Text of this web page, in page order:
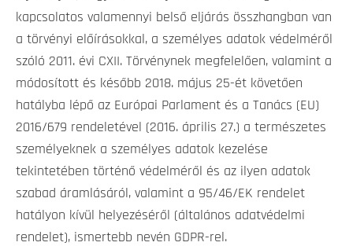
kapcsolatos valamennyi belső eljárás összhangban van
a törvényi előírásokkal, a személyes adatok védelméről
szóló 2011. évi CXII. Törvénynek megfelelően, valamint a
módosított és később 2018. május 25-ét követően
hatályba lépő az Európai Parlament és a Tanács (EU)
2016/679 rendeletével (2016. április 27.) a természetes
személyeknek a személyes adatok kezelése
tekintetében történő védelméről és az ilyen adatok
szabad áramlásáról, valamint a 95/46/EK rendelet
hatályon kívül helyezéséről (általános adatvédelmi
rendelet), ismertebb nevén GDPR-rel.